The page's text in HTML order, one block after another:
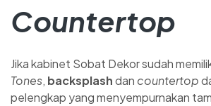
Countertop
Jika kabinet Sobat Dekor sudah
Tones, backsplashdan countertop
pelengkap yang menyempurnakan